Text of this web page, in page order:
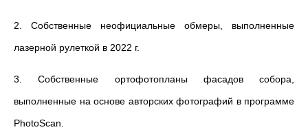
2. Собственные неофициальные обмеры, выполненные
лазерной рулеткой в 2022 г.
3. Собственные ортофотопланы фасадов собора,
выполненные на основе авторских фотографий в программе
PhotoScan.